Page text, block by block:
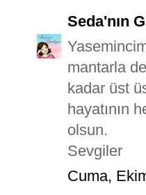
Seda'nın
mantarla
kadar üst
hayatının
olsun.
Sevgiler
Cuma,